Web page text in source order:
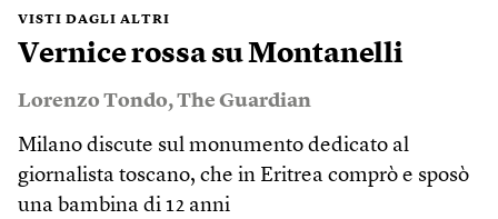
VISTI DAGLI ALTRI
Vernice rossa su Montanelli
Lorenzo Tondo,The Guardian
Milano discute sul monumento dedicato al
giornalista toscano, che in Eritrea comprò e sposò
una bambina di 12 anni